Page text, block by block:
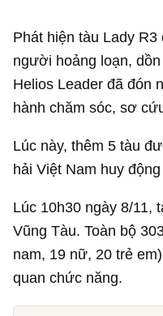
Phát hiện tàu Lady
người hoảng loạn,
Helios Leader đã đón
hành chăm sóc, sơ
Lúc này, thêm 5 tàu
hải Việt Nam huy
Lúc 10h30 ngày 8/11,
Vũng Tàu. Toàn bộ
nam, 19 nữ, 20 trẻ
quan chức năng.